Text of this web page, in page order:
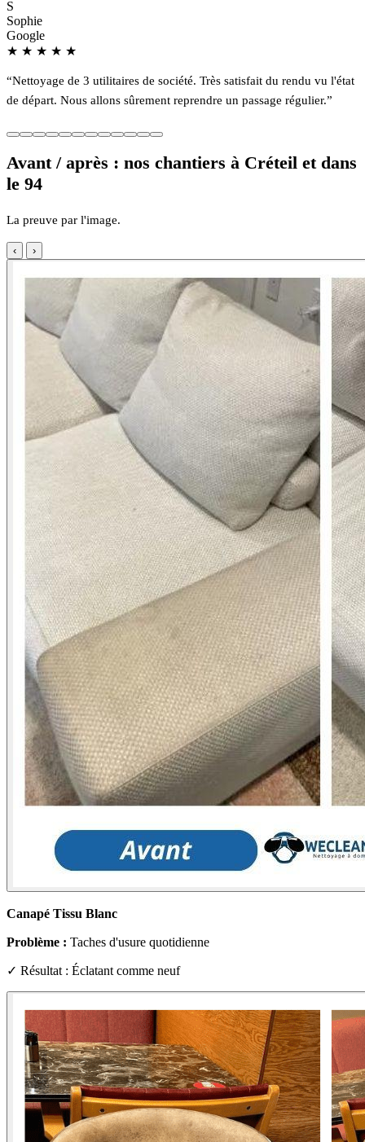
S
Sophie
Google
★ ★ ★ ★ ★
“Nettoyage de 3 utilitaires de société. Très satisfait du rendu vu l'état
de départ. Nous allons sûrement reprendre un passage régulier.”
Avant / après : nos chantiers à Créteil et dans
le 94
La preuve par l'image.
‹ ›
Canapé Tissu Blanc
Problème : Taches d'usure quotidienne
✓ Résultat : Éclatant comme neuf